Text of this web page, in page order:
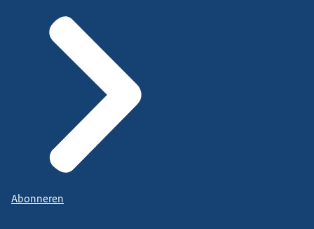
Abonneren